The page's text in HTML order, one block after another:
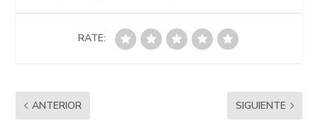
RATE:
ANTERIOR SIGUIENTE